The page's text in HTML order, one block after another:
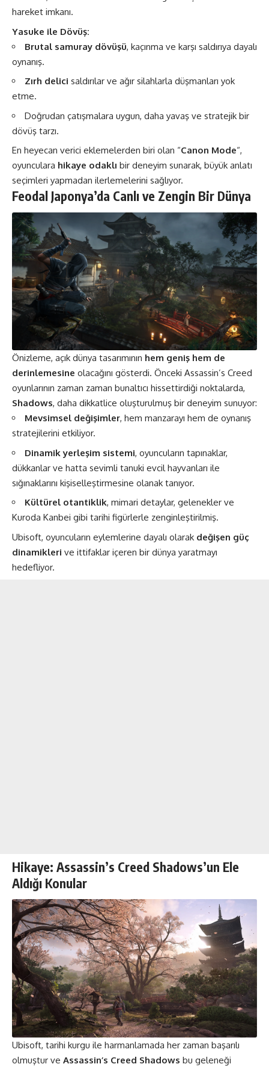
hareket imkanı.
Yasuke ile Dövüş:
Brutal samuray dövüşü, kaçınma ve karşı saldırıya dayalı
oynanış.
Zırh delici saldırılar ve ağır silahlarla düşmanları yok
etme.
Doğrudan çatışmalara uygun, daha yavaş ve stratejik bir
dövüş tarzı​.
En heyecan verici eklemelerden biri olan “Canon Mode“,
oyunculara hikaye odaklı bir deneyim sunarak, büyük anlatı
seçimleri yapmadan ilerlemelerini sağlıyor​.
Feodal Japonya’da Canlı ve Zengin Bir Dünya
Önizleme, açık dünya tasarımının hem geniş hem de
derinlemesine olacağını gösterdi. Önceki Assassin’s Creed
oyunlarının zaman zaman bunaltıcı hissettirdiği noktalarda,
Shadows, daha dikkatlice oluşturulmuş bir deneyim sunuyor:
Mevsimsel değişimler, hem manzarayı hem de oynanış
stratejilerini etkiliyor.
Dinamik yerleşim sistemi, oyuncuların tapınaklar,
dükkanlar ve hatta sevimli tanuki evcil hayvanları ile
sığınaklarını kişiselleştirmesine olanak tanıyor.
Kültürel otantiklik, mimari detaylar, gelenekler ve
Kuroda Kanbei gibi tarihi figürlerle zenginleştirilmiş​.
Ubisoft, oyuncuların eylemlerine dayalı olarak değişen güç
dinamikleri ve ittifaklar içeren bir dünya yaratmayı
hedefliyor.
Hikaye: Assassin’s Creed Shadows’un Ele
Aldığı Konular
Ubisoft, tarihi kurgu ile harmanlamada her zaman başarılı
olmuştur ve Assassin’s Creed Shadows bu geleneği